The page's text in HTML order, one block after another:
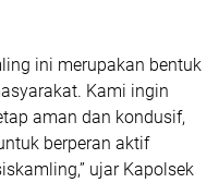
ini merupakan bentuk
Kami ingin
aman dan kondusif,
berperan aktif
ujar Kapolsek